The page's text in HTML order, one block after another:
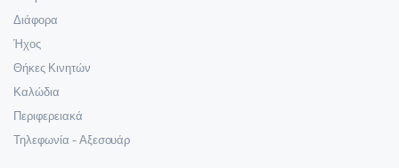
Διάφορα
Ήχος
Θήκες Κινητών
Καλώδια
Περιφερειακά
Τηλεφωνία - Αξεσουάρ